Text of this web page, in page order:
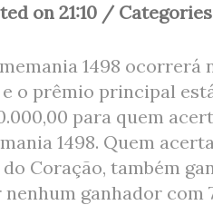
on 21:10 /
1498 ocorrerá
e o prêmio principal
para quem
1498. Quem
Coração, também
nenhum ganhador com